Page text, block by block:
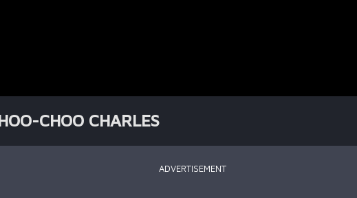
CHOO CHARLES
ADVERTISEMENT